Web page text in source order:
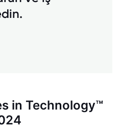
in Technology™